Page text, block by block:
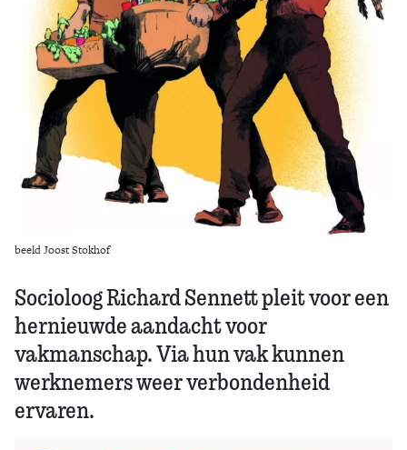
beeld Joost Stokhof
Socioloog Richard Sennett pleit voor een
hernieuwde aandacht voor
vakmanschap. Via hun vak kunnen
werknemers weer verbondenheid
ervaren.